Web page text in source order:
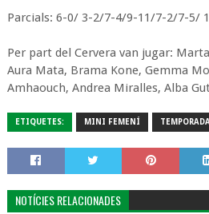
Parcials: 6-0/ 3-2/7-4/9-11/7-2/7-5/
Per part del Cervera van jugar:
Aura Mata, Brama Kone, Gemma
Amhaouch, Andrea Miralles, Alba
ETIQUETES: MINI FEMENÍ
NOTÍCIES RELACIONADES